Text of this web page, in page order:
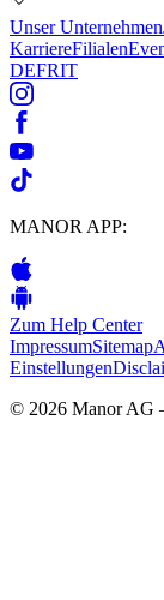
Unser Unternehmen
KarriereFilialen
DEFRIT
MANOR APP:
Zum Help Center
ImpressumSitemap
Einstellungen
© 2026 Manor AG